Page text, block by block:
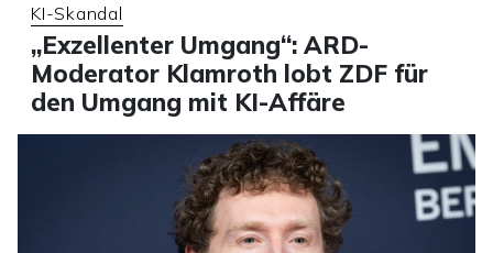
KI-Skandal
„Exzellenter Umgang“: ARD-
Moderator Klamroth lobt ZDF für
den Umgang mit KI-Affäre